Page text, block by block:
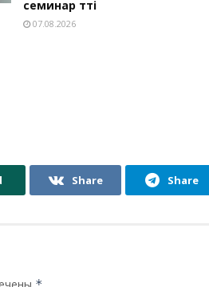
семинар өтті
07.08.2026
Share Share